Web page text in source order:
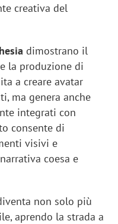
creativa del
dimostrano il
la produzione di
a creare avatar
ma genera anche
integrati con
consente di
visivi e
coesa e
non solo più
aprendo la strada a